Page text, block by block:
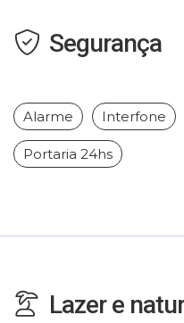
Segurança
Alarme Interfone
Portaria 24hs
Lazer e